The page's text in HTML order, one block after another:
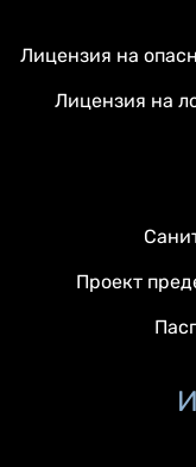
Лицензия на
Лицензия на
Проект